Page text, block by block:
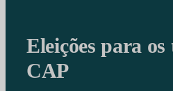
Eleições para
CAP